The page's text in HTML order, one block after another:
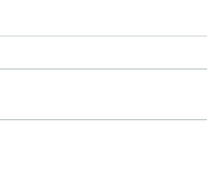
PAZ REAL